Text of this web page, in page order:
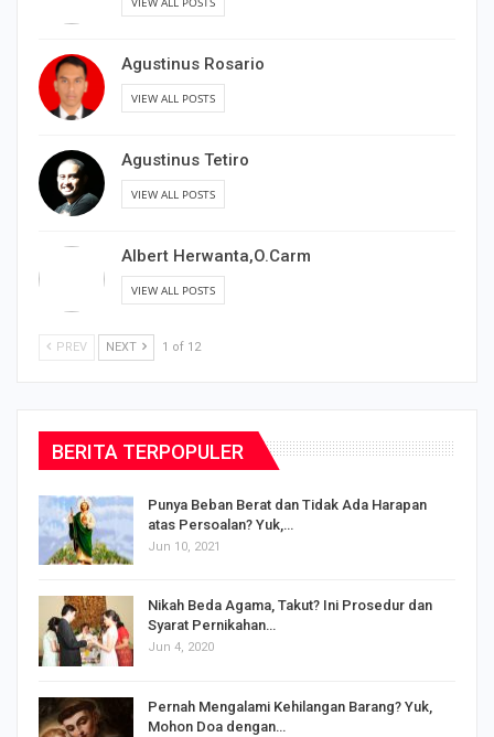
Agustinus Rosario
VIEW ALL POSTS
Agustinus Tetiro
VIEW ALL POSTS
Albert Herwanta,O.Carm
VIEW ALL POSTS
PREV NEXT 1 of 12
BERITA TERPOPULER
Punya Beban Berat dan Tidak Ada Harapan
atas Persoalan? Yuk,…
Jun 10, 2021
Nikah Beda Agama, Takut? Ini Prosedur dan
Syarat Pernikahan…
Jun 4, 2020
Pernah Mengalami Kehilangan Barang? Yuk,
Mohon Doa dengan…